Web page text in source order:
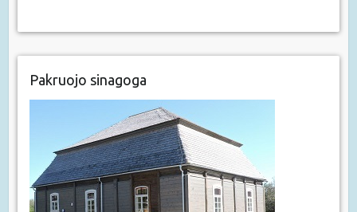
Pakruojo sinagoga